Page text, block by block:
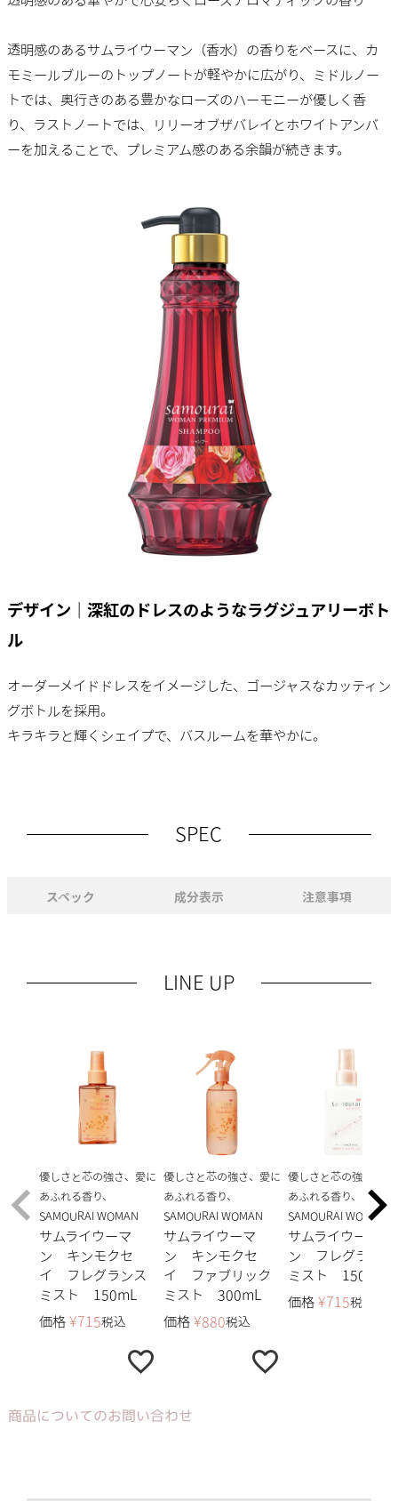
透明感のあるサムライウーマン（香水）の香りをベースに、カ
モミールブルーのトップノートが軽やかに広がり、ミドルノー
トでは、奥行きのある豊かなローズのハーモニーが優しく香
り、ラストノートでは、リリーオブザバレイとホワイトアンバ
ーを加えることで、プレミアム感のある余韻が続きます。
デザイン｜深紅のドレスのようなラグジュアリーボト
ル
オーダーメイドドレスをイメージした、ゴージャスなカッティン
グボトルを採用。
キラキラと輝くシェイプで、バスルームを華やかに。
SPEC
スペック 成分表示 注意事項
LINE UP
優しさと芯の強さ、愛に
あふれる香り、
SAMOURAI WOMAN
サムライウーマ
ン キンモクセ
イ フレグランス
ミスト 150mL
価格 ¥715税込
優しさと芯の強さ、愛に
あふれる香り、
SAMOURAI WOMAN
サムライウーマ
ン キンモクセ
イ ファブリック
ミスト 300mL
価格 ¥880税込
優しさと芯の強さ、愛
あふれる香り、
SAMOURAI WOMAN
サムライウーマ
ン フレグランス
ミスト 150mL
価格 ¥715税込
商品についてのお問い合わせ